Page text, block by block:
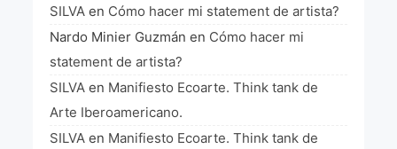
SILVA en Cómo hacer mi statement de artista?
Nardo Minier Guzmán en Cómo hacer mi
statement de artista?
SILVA en Manifiesto Ecoarte. Think tank de
Arte Iberoamericano.
SILVA en Manifiesto Ecoarte. Think tank de